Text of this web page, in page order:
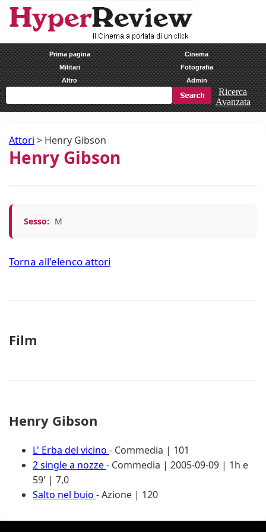
Prima pagina
Cinema
Militari
Fotografia
Altro
Admin
Ricerca
Avanzata
Attori > Henry Gibson
Henry Gibson
Sesso: M
Torna all'elenco attori
Film
Henry Gibson
L' Erba del vicino - Commedia | 101
2 single a nozze- Commedia | 2005-09-09 | 1h e
59' | 7,0
Salto nel buio - Azione | 120